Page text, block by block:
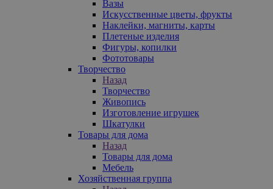
Вазы
Искусственные цветы, фрукты
Наклейки, магниты, карты
Плетеные изделия
Фигуры, копилки
Фототовары
Творчество
Назад
Творчество
Живопись
Изготовление игрушек
Шкатулки
Товары для дома
Назад
Товары для дома
Мебель
Хозяйственная группа